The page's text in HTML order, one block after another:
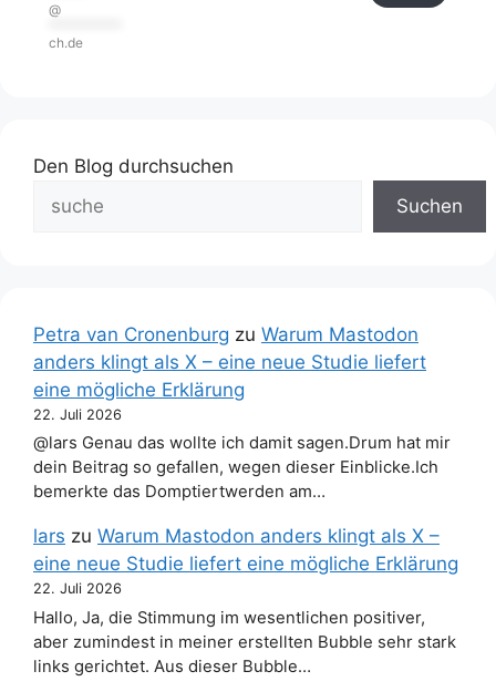
@
ch.de
Den Blog durchsuchen
Suchen
Petra van Cronenburg zu Warum Mastodon
anders klingt als X – eine neue Studie liefert
eine mögliche Erklärung
22. Juli 2026
@lars Genau das wollte ich damit sagen.Drum hat mir
dein Beitrag so gefallen, wegen dieser Einblicke.Ich
bemerkte das Domptiertwerden am…
lars zu Warum Mastodon anders klingt als X –
eine neue Studie liefert eine mögliche Erklärung
22. Juli 2026
Hallo, Ja, die Stimmung im wesentlichen positiver,
aber zumindest in meiner erstellten Bubble sehr stark
links gerichtet. Aus dieser Bubble…